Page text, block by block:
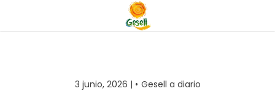
3 junio, 2026 | Gesell a diario